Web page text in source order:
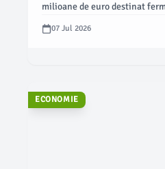
milioane de euro destinat
creșterea prețurilor la
semnificativ mai mică în
07 Jul 2026
ECONOMIE